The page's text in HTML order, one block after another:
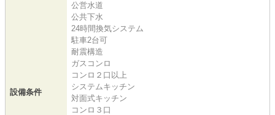
設備条件
公営水道
公共下水
24時間換気システム
駐車2台可
耐震構造
ガスコンロ
コンロ２口以上
システムキッチン
対面式キッチン
コンロ３口